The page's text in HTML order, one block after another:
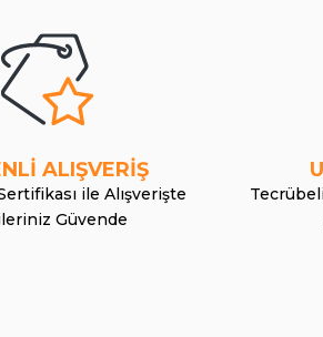
ALIŞVERİŞ
ile Alışverişte
Güvende